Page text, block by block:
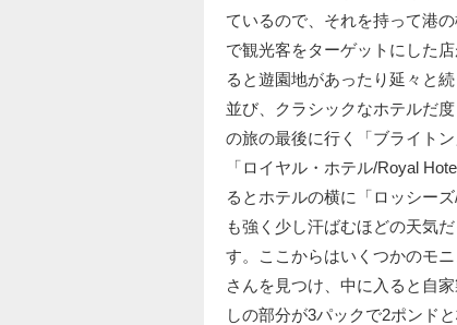
ているので、それを持って港
で観光客をターゲットにした
ると遊園地があったり延々と
並び、クラシックなホテルだ
の旅の最後に行く「ブライト
「ロイヤル・ホテル/Royal
るとホテルの横に「ロッシー
も強く少し汗ばむほどの天気
す。ここからはいくつかのモ
さんを見つけ、中に入ると自
しの部分が3パックで2ポンド